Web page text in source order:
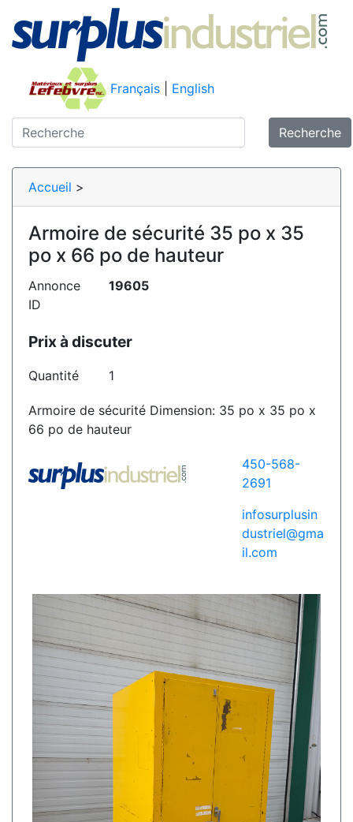
Français English
Recherche
Accueil >
Armoire de sécurité 35 po x 35
po x 66 po de hauteur
Annonce
ID
19605
Prix à discuter
Quantité 1
Armoire de sécurité Dimension: 35 po x 35 po x
66 po de hauteur
450-568-
2691
infosurplusin
dustriel@gma
il.com